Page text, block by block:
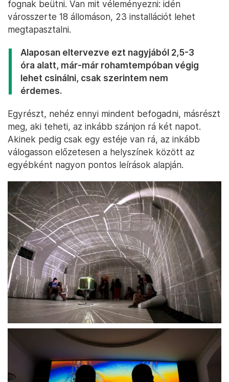
fognak beütni. Van mit véleményezni: idén
városszerte 18 állomáson, 23 installációt lehet
megtapasztalni.
Alaposan eltervezve ezt nagyjából 2,5-3
óra alatt, már-már rohamtempóban végig
lehet csinálni, csak szerintem nem
érdemes.
Egyrészt, nehéz ennyi mindent befogadni, másrészt
meg, aki teheti, az inkább szánjon rá két napot.
Akinek pedig csak egy estéje van rá, az inkább
válogasson előzetesen a helyszínek között az
egyébként nagyon pontos leírások alapján.